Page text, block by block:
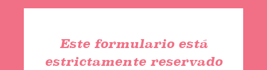
Este formulario está
estrictamente reservado